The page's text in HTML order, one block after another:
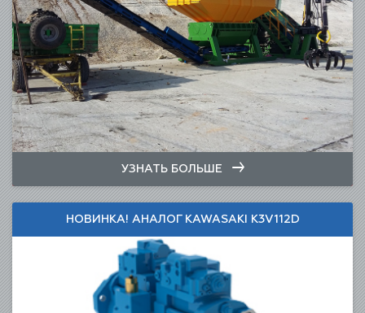
УЗНАТЬ БОЛЬШЕ
НОВИНКА! АНАЛОГ KAWASAKI K3V112D